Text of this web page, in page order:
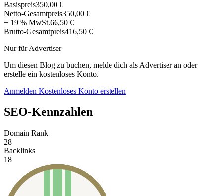
Basispreis350,00 €
Netto-Gesamtpreis350,00 €
+ 19 % MwSt.66,50 €
Brutto-Gesamtpreis416,50 €
Nur für Advertiser
Um diesen Blog zu buchen, melde dich als Advertiser an oder
erstelle ein kostenloses Konto.
Anmelden Kostenloses Konto erstellen
SEO-Kennzahlen
Domain Rank
28
Backlinks
18